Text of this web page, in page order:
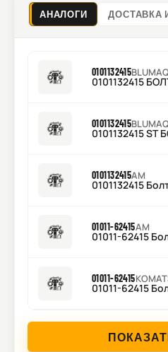
АНАЛОГИ ДОСТАВКА
0101132415
0101132415
0101132415
0101132415 ST
0101132415AM
0101132415
01011-62415AM
01011-62415
01011-62415
01011-62415